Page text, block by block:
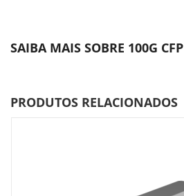
SAIBA MAIS SOBRE 100G CFP
PRODUTOS RELACIONADOS